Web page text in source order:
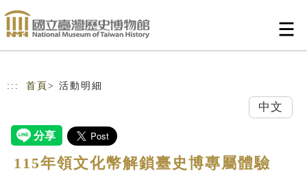
跳到主要內容
網站導覽
::: 首頁 > 活動明細
中文
115年領文化幣解鎖臺史博專屬體驗